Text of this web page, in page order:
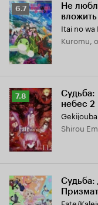
Рейтинг
Кинопоиска
6.7
6.7
Не
Kuromu,
Рейтинг
Кинопоиска
7.8
7.8
Судьба:
небес 2
Shirou
Судьба: